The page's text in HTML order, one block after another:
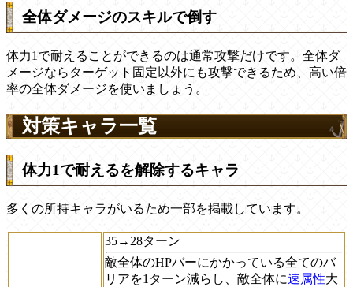
全体ダメージのスキルで倒す
体力1で耐えることができるのは通常攻撃だけです。全体ダ
メージならターゲット固定以外にも攻撃できるため、高い倍
率の全体ダメージを使いましょう。
対策キャラ一覧
体力1で耐えるを解除するキャラ
多くの所持キャラがいるため一部を掲載しています。
35→28ターン
敵全体のHPバーにかかっている全てのバ
リアを1ターン減らし、敵全体に速属性大